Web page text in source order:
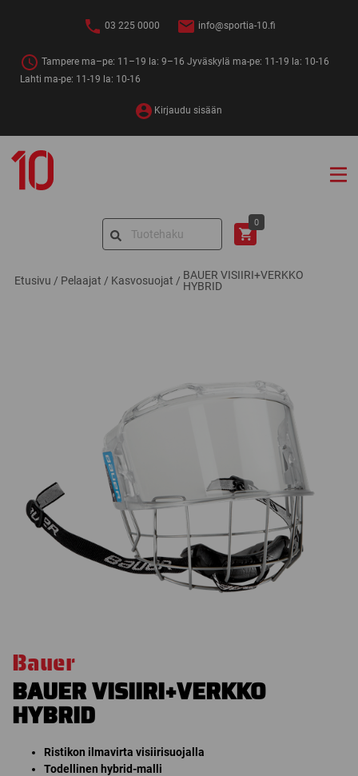
03 225 0000 info@sportia-10.fi
Tampere ma–pe: 11–19 la: 9–16 Jyväskylä ma-pe: 11-19 la: 10-16
Lahti ma-pe: 11-19 la: 10-16
Kirjaudu sisään
10
Search
0
Etusivu / Pelaajat / Kasvosuojat / BAUER VISIIRI+VERKKO
HYBRID
Bauer
BAUER VISIIRI+VERKKO
HYBRID
Ristikon ilmavirta visiirisuojalla
Todellinen hybrid-malli